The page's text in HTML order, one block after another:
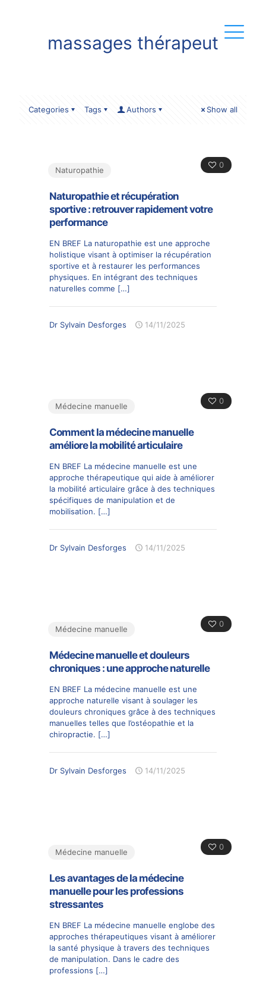
massages thérapeut
Categories Tags Authors Show all
0
Naturopathie
Naturopathie et récupération
sportive : retrouver rapidement votre
performance
EN BREF La naturopathie est une approche
holistique visant à optimiser la récupération
sportive et à restaurer les performances
physiques. En intégrant des techniques
naturelles comme […]
Dr Sylvain Desforges 14/11/2025
0
Médecine manuelle
Comment la médecine manuelle
améliore la mobilité articulaire
EN BREF La médecine manuelle est une
approche thérapeutique qui aide à améliorer
la mobilité articulaire grâce à des techniques
spécifiques de manipulation et de
mobilisation. […]
Dr Sylvain Desforges 14/11/2025
0
Médecine manuelle
Médecine manuelle et douleurs
chroniques : une approche naturelle
EN BREF La médecine manuelle est une
approche naturelle visant à soulager les
douleurs chroniques grâce à des techniques
manuelles telles que l’ostéopathie et la
chiropractie. […]
Dr Sylvain Desforges 14/11/2025
0
Médecine manuelle
Les avantages de la médecine
manuelle pour les professions
stressantes
EN BREF La médecine manuelle englobe des
approches thérapeutiques visant à améliorer
la santé physique à travers des techniques
de manipulation. Dans le cadre des
professions […]